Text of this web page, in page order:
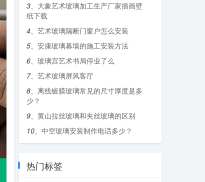
3、 大象艺术玻璃加工生产厂家插画壁
纸下载
4、 艺术玻璃隔断门窗户怎么安装
5、 安康玻璃幕墙的施工安装方法
6、 玻璃宫艺术书局停业了么
7、 艺术玻璃屏风客厅
8、 离线镀膜玻璃常见的尺寸厚度是多
少？
9、 黄山拉丝玻璃和夹丝玻璃的区别
10、 中空玻璃安装制作电话多少？
热门标签